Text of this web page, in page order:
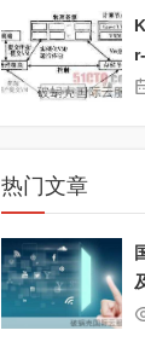
热门文章